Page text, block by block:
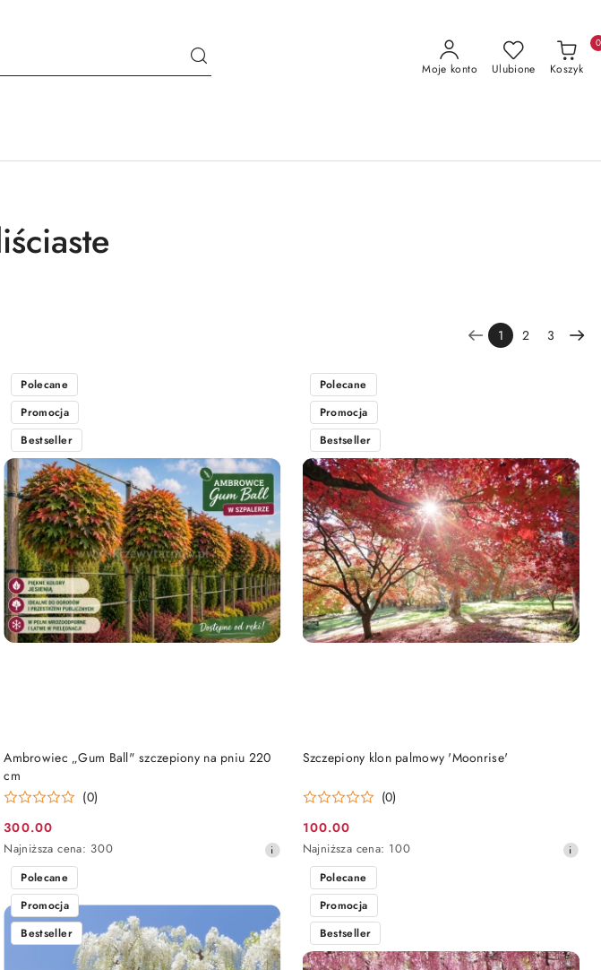
Moje konto Ulubione Koszyk
0
1 2 3
Ambrowiec „Gum Ball" szczepiony na pniu 220
cm
(0)
Cena
promocyjna:
300.00
Najniższa
cena
30
dni
przed
obniżką
Najniższa cena: 300
Polecane
Promocja
Bestseller
DO KOSZYKA Szczepiony klon palmowy 'Moonrise'
(0)
Cena
promocyjna:
100.00
Najniższa
cena
30
dni
przed
obniżką
Najniższa cena: 100
Polecane
Promocja
Bestseller
DO KOSZYKA
Polecane
Promocja
Bestseller
Polecane
Promocja
Bestseller